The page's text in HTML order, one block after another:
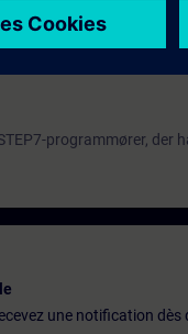
programmører, der
une notification